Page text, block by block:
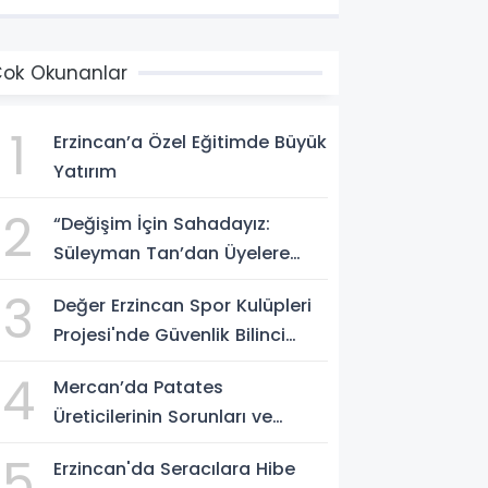
Okunanlar
1
Erzincan’a Özel Eğitimde Büyük
Yatırım
2
“Değişim İçin Sahadayız:
Süleyman Tan’dan Üyelere
3
Değer Erzincan Spor Kulüpleri
Projesi'nde Güvenlik Bilinci
4
Mercan’da Patates
Üreticilerinin Sorunları ve
Yatırıldı
Erzincan'da Seracılara Hibe